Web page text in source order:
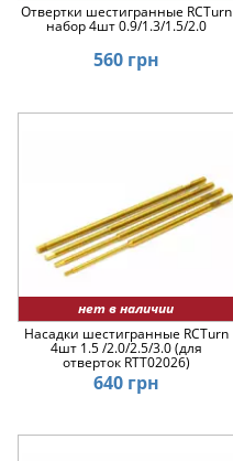
Отвертки шестигранные RCTurn
набор 4шт 0.9/1.3/1.5/2.0
560 грн
нет в наличии
Насадки шестигранные RCTurn
4шт 1.5 /2.0/2.5/3.0 (для
отверток RTT02026)
640 грн